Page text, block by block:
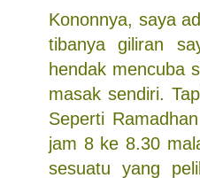
Kononnya, saya
tibanya giliran
hendak mencuba
masak sendiri.
Seperti
jam 8 ke 8.30
sesuatu yang